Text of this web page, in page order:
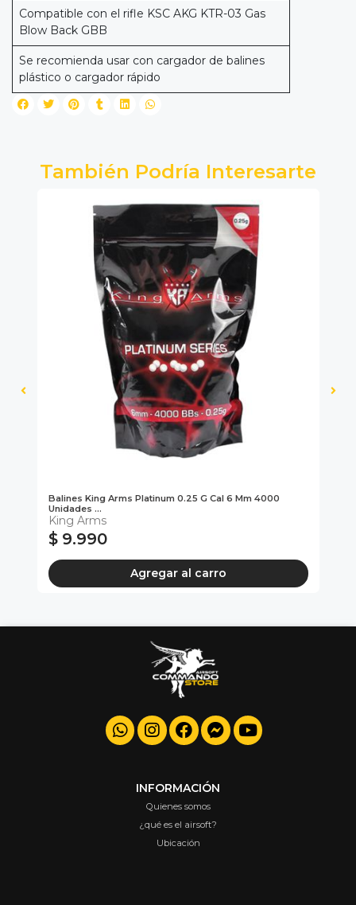
Compatible con el rifle KSC AKG KTR-03 Gas
Blow Back GBB
Se recomienda usar con cargador de balines
plástico o cargador rápido
También Podría Interesarte
Balines King Arms Platinum 0.25 G Cal 6 Mm 4000
Unidades ...
King Arms
$ 9.990
Agregar al carro
INFORMACIÓN
Quienes somos
¿qué es el airsoft?
Ubicación